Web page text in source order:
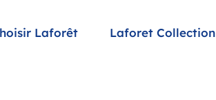
Laforêt Laforet Collection